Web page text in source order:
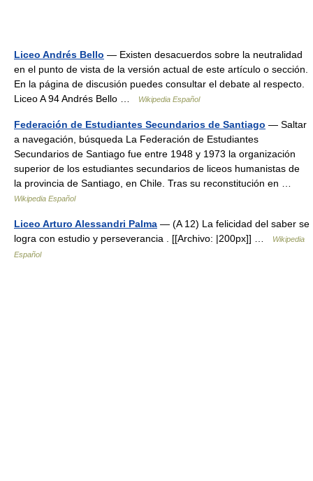
Liceo Andrés Bello — Existen desacuerdos sobre la neutralidad
en el punto de vista de la versión actual de este artículo o sección.
En la página de discusión puedes consultar el debate al respecto.
Liceo A 94 Andrés Bello …
Wikipedia Español
Federación de Estudiantes Secundarios de Santiago — Saltar
a navegación, búsqueda La Federación de Estudiantes
Secundarios de Santiago fue entre 1948 y 1973 la organización
superior de los estudiantes secundarios de liceos humanistas de
la provincia de Santiago, en Chile. Tras su reconstitución en …
Wikipedia Español
Liceo Arturo Alessandri Palma — (A 12) La felicidad del saber se
logra con estudio y perseverancia . [[Archivo: |200px]] …
Wikipedia
Español